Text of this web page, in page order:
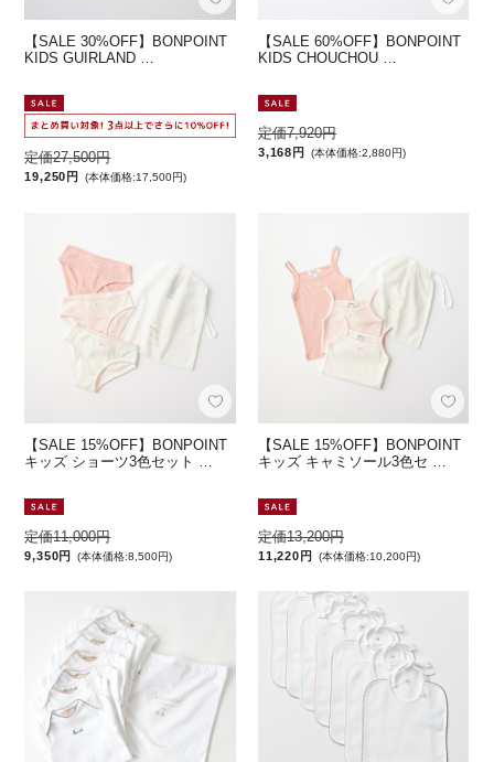
【SALE 30%OFF】BONPOINT
KIDS GUIRLAND …
定価27,500円
19,250円 (本体価格:17,500円)
【SALE 60%OFF】BONPOINT
KIDS CHOUCHOU …
定価7,920円
3,168円 (本体価格:2,880円)
【SALE 15%OFF】BONPOINT
キッズ ショーツ3色セット …
定価11,000円
9,350円 (本体価格:8,500円)
【SALE 15%OFF】BONPOINT
キッズ キャミソール3色セ …
定価13,200円
11,220円 (本体価格:10,200円)